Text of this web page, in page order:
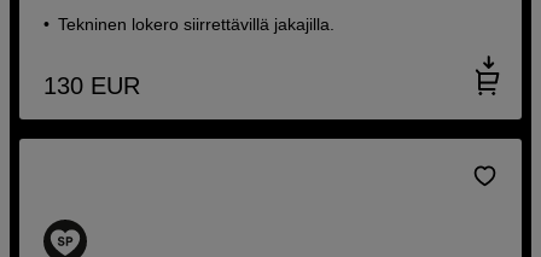
Tekninen lokero siirrettävillä jakajilla.
130 EUR